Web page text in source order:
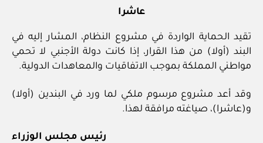
عاشرا
تقيد الحماية الواردة في مشروع النظام، المشار إليه في
البند (أولا) من هذا القرار، إذا كانت دولة الأجنبي لا تحمي
مواطني المملكة بموجب الاتفاقيات والمعاهدات الدولية.
وقد أعد مشروع مرسوم ملكي لما ورد في البندين (أولا)
و(عاشرا)، صياغته مرافقة لهذا.
رئيس مجلس الوزراء